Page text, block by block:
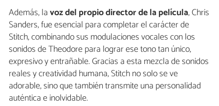
Además, lavoz del propio director de la película, Chris
Sanders, fue esencial para completar el carácter de
Stitch, combinando sus modulaciones vocales con los
sonidos de Theodore para lograr ese tono tan único,
expresivo y entrañable. Gracias a esta mezcla de sonidos
reales y creatividad humana, Stitch no solo se ve
adorable, sino que también transmite una personalidad
auténtica e inolvidable.